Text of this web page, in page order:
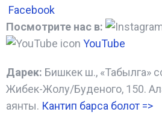
Facebook
Посмотрите нас в:
YouTube
Дарек: Бишкек ш., «Табылга»
Жибек-Жолу/Буденого, 150.
аянты. Кантип барса болот =>